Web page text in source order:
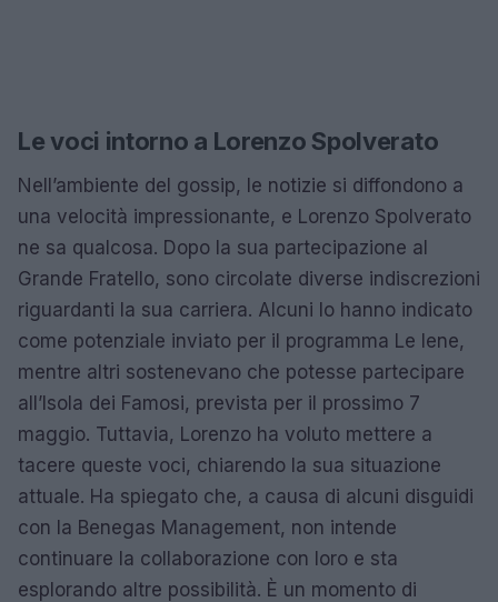
Le voci intorno a Lorenzo Spolverato
Nell’ambiente del gossip, le notizie si diffondono a
una velocità impressionante, e Lorenzo Spolverato
ne sa qualcosa. Dopo la sua partecipazione al
Grande Fratello, sono circolate diverse indiscrezioni
riguardanti la sua carriera. Alcuni lo hanno indicato
come potenziale inviato per il programma Le Iene,
mentre altri sostenevano che potesse partecipare
all’Isola dei Famosi, prevista per il prossimo 7
maggio. Tuttavia, Lorenzo ha voluto mettere a
tacere queste voci, chiarendo la sua situazione
attuale. Ha spiegato che, a causa di alcuni disguidi
con la Benegas Management, non intende
continuare la collaborazione con loro e sta
esplorando altre possibilità. È un momento di